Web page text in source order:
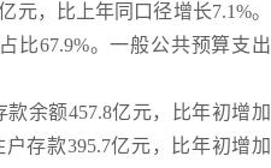
元，比上年同口径增长7.1%。
比67.9%。一般公共预算支出
余额457.8亿元，比年初增加
存款395.7亿元，比年初增加